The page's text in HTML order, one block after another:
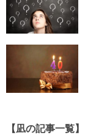
【凪の記事一覧】